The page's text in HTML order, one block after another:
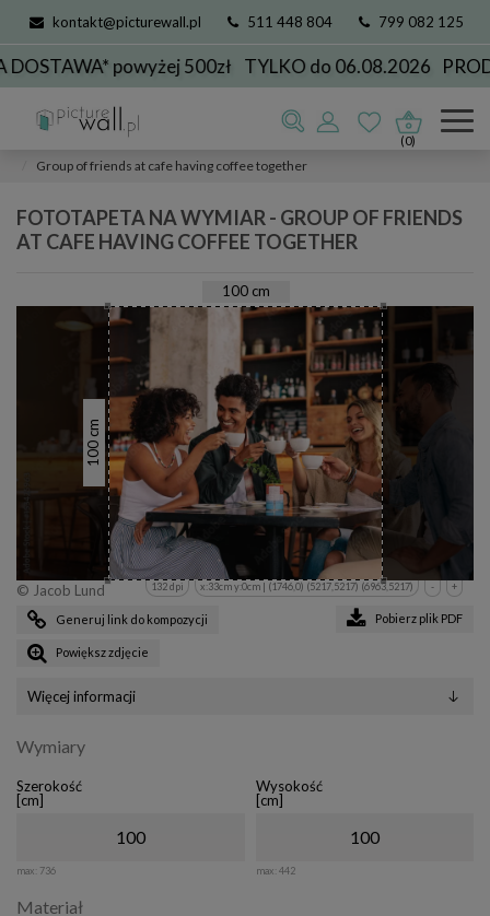
kontakt@picturewall.pl 511 448 804 799 082 125
powyżej 500zł TYLKO do 06.08.2026
(0)
Fototapety do kawiarni
Group of friends at cafe having coffee together
FOTOTAPETA NA WYMIAR - GROUP OF FRIENDS
AT CAFE HAVING COFFEE TOGETHER
100cm
100
cm
+
-
x:33cm y:0cm | (1746,0) (5217,5217) (6963,5217)
132 dpi
© Jacob Lund
Generuj link do kompozycji Pobierz plik PDF
Powiększ zdjęcie
Więcej informacji
Wymiary
Szerokość
[cm]
max: 736
Wysokość
[cm]
max: 442
Materiał